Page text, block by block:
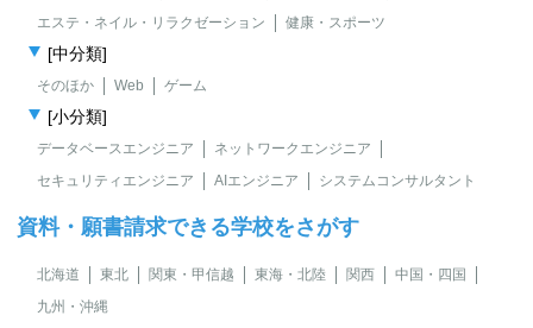
エステ・ネイル・リラクゼーション
健康・スポーツ
[中分類]
そのほか Web ゲーム
[小分類]
データベースエンジニア
ネットワークエンジニア
セキュリティエンジニア
AIエンジニア システムコンサルタント
資料・願書請求できる学校をさがす
北海道 東北 関東・甲信越 東海・北陸 関西
中国・四国
九州・沖縄